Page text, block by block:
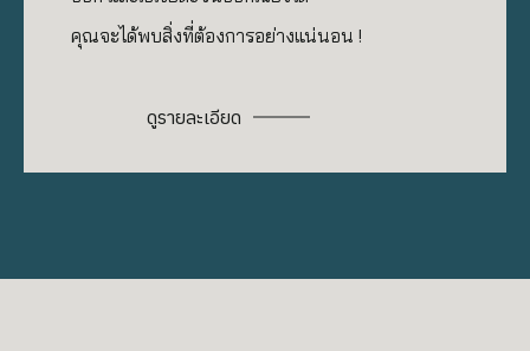
คุณจะได้พบสิ่งที่ต้องการอย่างแน่นอน !
ดูรายละเอียด